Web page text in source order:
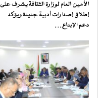
الأمين العام لوزارة الثقافة يشرف على
إطلاق إصدارات أدبية جديدة ويؤكد
دعم الإبداع…